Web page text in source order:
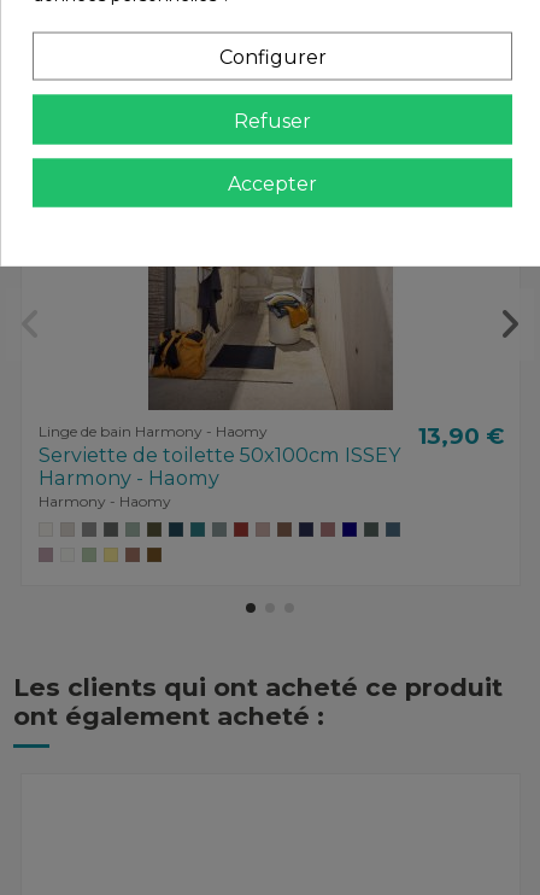
Linge de bain Harmony - Haomy
Serviette de toilette 50x100cm ISSEY
Harmony - Haomy
Harmony - Haomy
13,90 €
Les clients qui ont acheté ce produit
ont également acheté :
Configurer
Refuser
Accepter